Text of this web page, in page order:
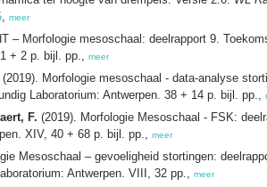
meer
– Morfologie mesoschaal: deelrapport 9.
+ 2 p. bijl. pp.,
meer
(2019). Morfologie mesoschaal - data-analyse
Laboratorium: Antwerpen. 38 + 14 p. bijl. pp.,
F. (2019). Morfologie Mesoschaal - FSK:
XIV, 40 + 68 p. bijl. pp.,
meer
Mesoschaal – gevoeligheid stortingen:
Antwerpen. VIII, 32 pp., meer